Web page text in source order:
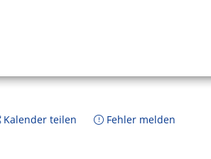
Kalender teilen Fehler melden